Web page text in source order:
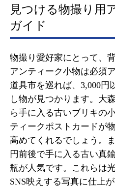
見つける物撮り用
ガイド
物撮り愛好家にとって、
アンティーク小物は必須
道具市を巡れば、3,000円
し物が見つかります。大
ら手に入る古いブリキの
ティークポストカードが
高めてくれるでしょう。
円前後で手に入る古い真
瓶が人気です。これらは
SNS映えする写真に仕上が